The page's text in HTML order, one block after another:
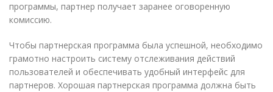
программы, партнер получает заранее оговоренную
комиссию.
Чтобы партнерская программа была успешной, необходимо
грамотно настроить систему отслеживания действий
пользователей и обеспечивать удобный интерфейс для
партнеров. Хорошая партнерская программа должна быть